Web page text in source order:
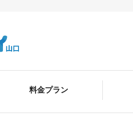
料金プラン